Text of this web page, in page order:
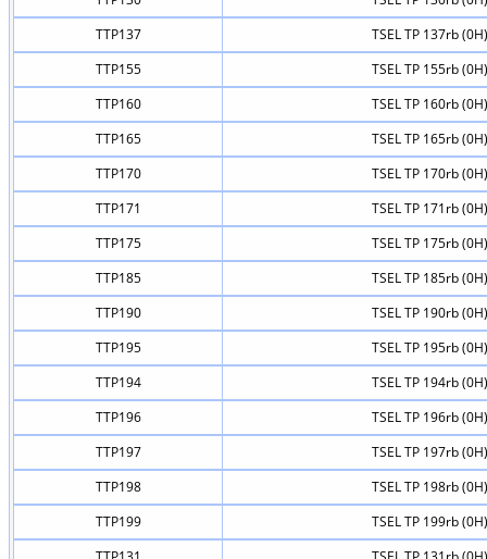
TTP137
TSEL TP 137rb (0H)
TTP155
TSEL TP 155rb (0H)
TTP160
TSEL TP 160rb (0H)
TTP165
TSEL TP 165rb (0H)
TTP170
TSEL TP 170rb (0H)
TTP171
TSEL TP 171rb (0H)
TTP175
TSEL TP 175rb (0H)
TTP185
TSEL TP 185rb (0H)
TTP190
TSEL TP 190rb (0H)
TTP195
TSEL TP 195rb (0H)
TTP194
TSEL TP 194rb (0H)
TTP196
TSEL TP 196rb (0H)
TTP197
TSEL TP 197rb (0H)
TTP198
TSEL TP 198rb (0H)
TTP199
TSEL TP 199rb (0H)